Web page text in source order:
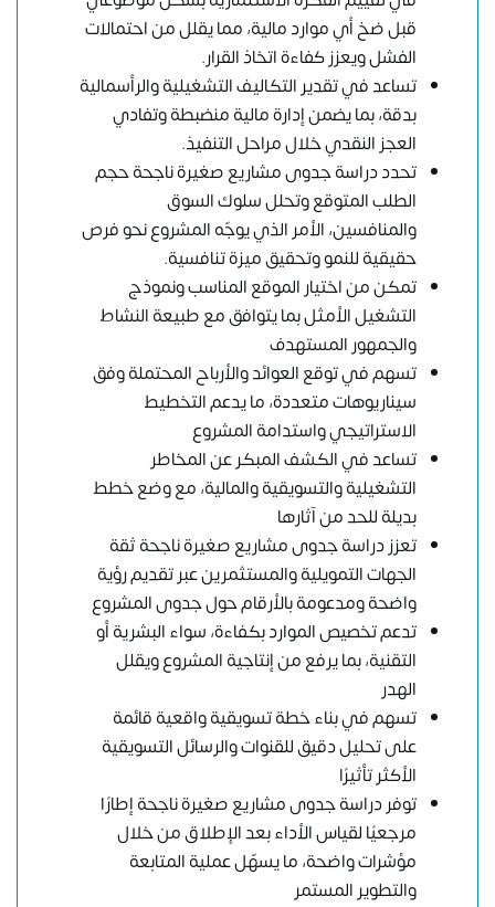
قبل ضخ أي موارد مالية، مما يقلل من احتمالات
الفشل ويعزز كفاءة اتخاذ القرار.
تساعد في تقدير التكاليف التشغيلية والرأسمالية
بدقة، بما يضمن إدارة مالية منضبطة وتفادي
العجز النقدي خلال مراحل التنفيذ.
تحدد دراسة جدوى مشاريع صغيرة ناجحة حجم
الطلب المتوقع وتحلل سلوك السوق
والمنافسين، الأمر الذي يوجّه المشروع نحو فرص
حقيقية للنمو وتحقيق ميزة تنافسية.
تمكن من اختيار الموقع المناسب ونموذج
التشغيل الأمثل بما يتوافق مع طبيعة النشاط
والجمهور المستهدف
تسهم في توقع العوائد والأرباح المحتملة وفق
سيناريوهات متعددة، ما يدعم التخطيط
الاستراتيجي واستدامة المشروع
تساعد في الكشف المبكر عن المخاطر
التشغيلية والتسويقية والمالية، مع وضع خطط
بديلة للحد من آثارها
تعزز دراسة جدوى مشاريع صغيرة ناجحة ثقة
الجهات التمويلية والمستثمرين عبر تقديم رؤية
واضحة ومدعومة بالأرقام حول جدوى المشروع
تدعم تخصيص الموارد بكفاءة، سواء البشرية أو
التقنية، بما يرفع من إنتاجية المشروع ويقلل
الهدر
تسهم في بناء خطة تسويقية واقعية قائمة
على تحليل دقيق للقنوات والرسائل التسويقية
الأكثر تأثيرًا
توفر دراسة جدوى مشاريع صغيرة ناجحة إطارًا
مرجعيًا لقياس الأداء بعد الإطلاق من خلال
مؤشرات واضحة، ما يسهّل عملية المتابعة
والتطوير المستمر